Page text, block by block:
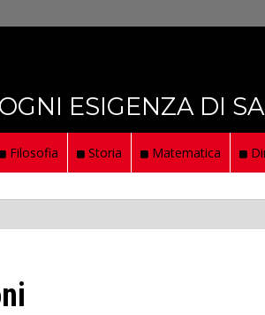
ESIGENZA DI
Filosofia Storia Matematica